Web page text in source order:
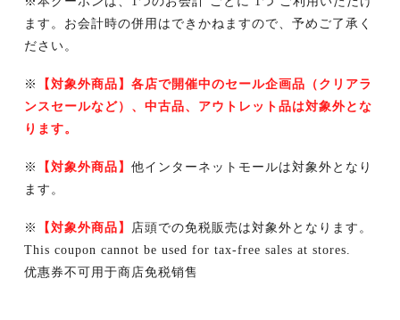
ます。お会計時の併用はできかねますので、予めご了承く
ださい。
※
【対象外商品】各店で開催中のセール企画品（クリアラ
ンスセールなど）、中古品、アウトレット品は対象外とな
ります。
※ 【対象外商品】 他インターネットモールは対象外となり
ます。
※ 【対象外商品】 店頭での免税販売は対象外となります。
This coupon cannot be used for tax-free sales at stores.
优惠券不可用于商店免税销售